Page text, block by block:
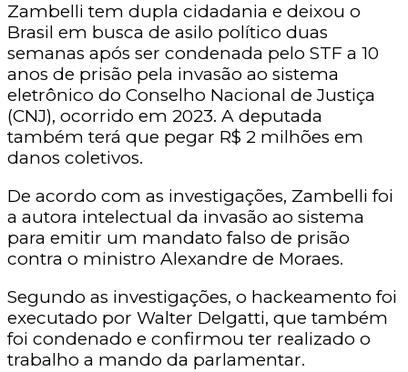
Zambelli tem dupla cidadania e deixou o
Brasil em busca de asilo político duas
semanas após ser condenada pelo STF a 10
anos de prisão pela invasão ao sistema
eletrônico do Conselho Nacional de Justiça
(CNJ), ocorrido em 2023. A deputada
também terá que pegar R$ 2 milhões em
danos coletivos.
De acordo com as investigações, Zambelli foi
a autora intelectual da invasão ao sistema
para emitir um mandato falso de prisão
contra o ministro Alexandre de Moraes.
Segundo as investigações, o hackeamento foi
executado por Walter Delgatti, que também
foi condenado e confirmou ter realizado o
trabalho a mando da parlamentar.